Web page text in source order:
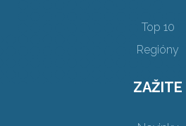
Top 10
Regióny
ZAŽITE